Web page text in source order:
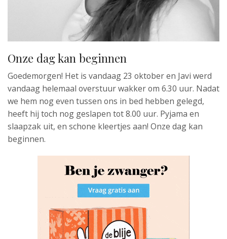
Onze dag kan beginnen
Goedemorgen! Het is vandaag 23 oktober en Javi werd
vandaag helemaal overstuur wakker om 6.30 uur. Nadat
we hem nog even tussen ons in bed hebben gelegd,
heeft hij toch nog geslapen tot 8.00 uur. Pyjama en
slaapzak uit, en schone kleertjes aan! Onze dag kan
beginnen.